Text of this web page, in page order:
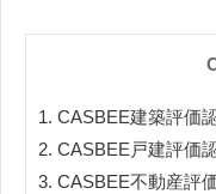
1. CASBEE建築評価
2. CASBEE戸建評価
3. CASBEE不動産評